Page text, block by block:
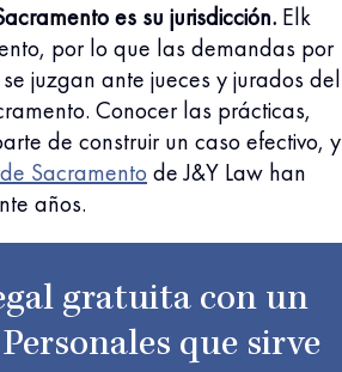
es su jurisdicción. Elk
por lo que las demandas por
juzgan ante jueces y jurados del
Conocer las prácticas,
de construir un caso efectivo, y
Sacramento de J&Y Law han
años.
gratuita con un
que sirve